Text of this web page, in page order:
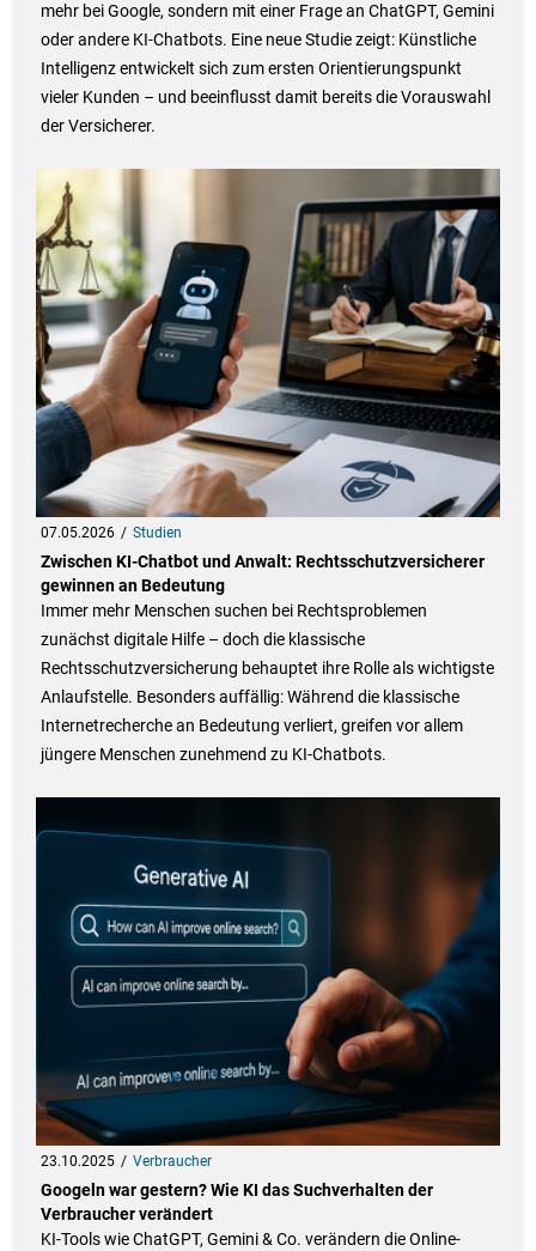
mehr bei Google, sondern mit einer Frage an ChatGPT, Gemini
oder andere KI-Chatbots. Eine neue Studie zeigt: Künstliche
Intelligenz entwickelt sich zum ersten Orientierungspunkt
vieler Kunden – und beeinflusst damit bereits die Vorauswahl
der Versicherer.
07.05.2026 Studien
Zwischen KI-Chatbot und Anwalt: Rechtsschutzversicherer
gewinnen an Bedeutung
Immer mehr Menschen suchen bei Rechtsproblemen
zunächst digitale Hilfe – doch die klassische
Rechtsschutzversicherung behauptet ihre Rolle als wichtigste
Anlaufstelle. Besonders auffällig: Während die klassische
Internetrecherche an Bedeutung verliert, greifen vor allem
jüngere Menschen zunehmend zu KI-Chatbots.
23.10.2025 Verbraucher
Googeln war gestern? Wie KI das Suchverhalten der
Verbraucher verändert
KI-Tools wie ChatGPT, Gemini & Co. verändern die Online-